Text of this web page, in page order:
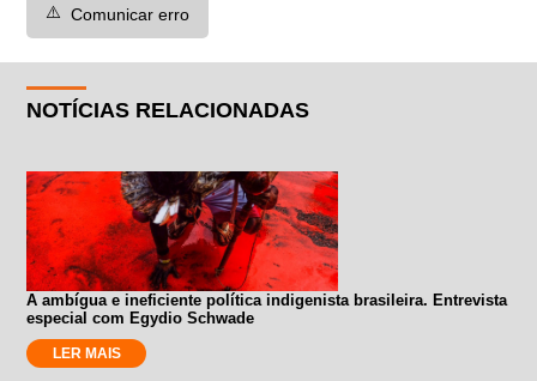
⚠️ Comunicar erro
NOTÍCIAS RELACIONADAS
A ambígua e ineficiente política indigenista brasileira. Entrevista
especial com Egydio Schwade
LER MAIS